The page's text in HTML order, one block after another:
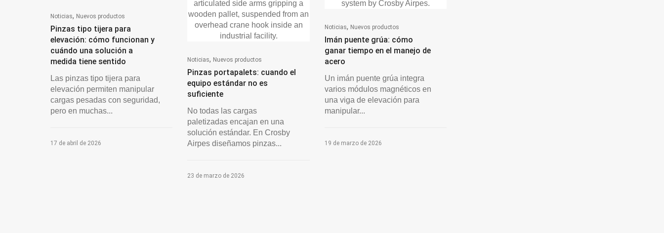
Noticias, Nuevos productos
Pinzas tipo tijera para
elevación: cómo funcionan y
cuándo una solución a
medida tiene sentido
Las pinzas tipo tijera para
elevación permiten manipular
cargas pesadas con seguridad,
pero en muchas...
17 de abril de 2026
Noticias, Nuevos productos
Pinzas portapalets: cuando el
equipo estándar no es
suficiente
No todas las cargas
paletizadas encajan en una
solución estándar. En Crosby
Airpes diseñamos pinzas...
23 de marzo de 2026
Noticias, Nuevos productos
Imán puente grúa: cómo
ganar tiempo en el manejo de
acero
Un imán puente grúa integra
varios módulos magnéticos en
una viga de elevación para
manipular...
19 de marzo de 2026